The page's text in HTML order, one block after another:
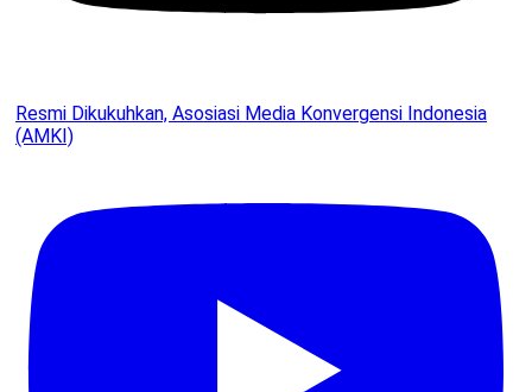
Resmi Dikukuhkan, Asosiasi Media Konvergensi Indonesia
(AMKI)